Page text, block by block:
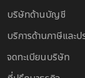
บริษัทด้านบัญชี
บริการด้านภาษีและ
จดทะเบียนบริษัท